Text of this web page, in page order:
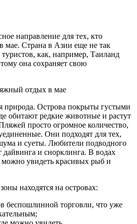
направление для тех, кто
мае. Страна в Азии еще не так
как, например, Таиланд
она сохраняет свою
природа. Острова покрыты густыми
обитают редкие животные и растут
просто огромное количество,
Они подходят для тех,
и суеты. Любители подводного
дайвинга и снорклинга. В водах
увидеть красивых рыб и
находятся на островах:
беспошлинной торговли, что уже